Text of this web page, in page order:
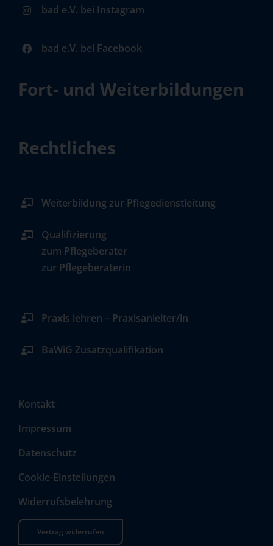
bad e.V. bei Instagram
bad e.V. bei Facebook
Fort- und Weiterbildungen
Rechtliches
Weiterbildung zur Pflegedienstleitung
Qualifizierung
zum Pflegeberater
zur Pflegeberaterin
Praxis lehren – Praxisanleiter/in
BaWiG Zusatzqualifikation
Kontakt
Impressum
Datenschutz
Cookie-Einstellungen
Widerrufsbelehrung
Vertrag widerrufen